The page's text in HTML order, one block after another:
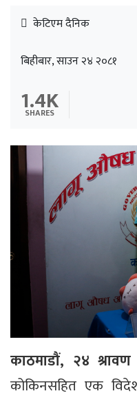
केटिएम दैनिक
बिहीबार, साउन २४ २०८१
1.4K
SHARES
काठमाडौं, २४ श्रावण
कोकिनसहित एक